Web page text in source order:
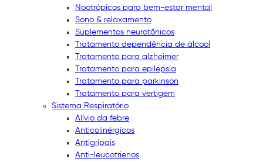
Nootrópicos para bem-estar mental
Sono & relaxamento
Suplementos neurotônicos
Tratamento dependência de álcool
Tratamento para alzheimer
Tratamento para epilepsia
Tratamento para parkinson
Tratamento para vertigem
Sistema Respiratório
Alívio da febre
Anticolinérgicos
Antigripais
Anti-leucotrienos